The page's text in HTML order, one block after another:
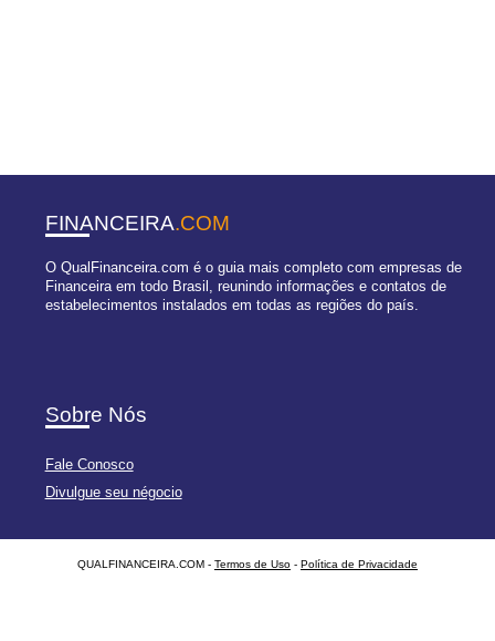
FINANCEIRA.COM
O QualFinanceira.com é o guia mais completo com empresas de
Financeira em todo Brasil, reunindo informações e contatos de
estabelecimentos instalados em todas as regiões do país.
Sobre Nós
Fale Conosco
Divulgue seu négocio
QUALFINANCEIRA.COM - Termos de Uso - Política de Privacidade